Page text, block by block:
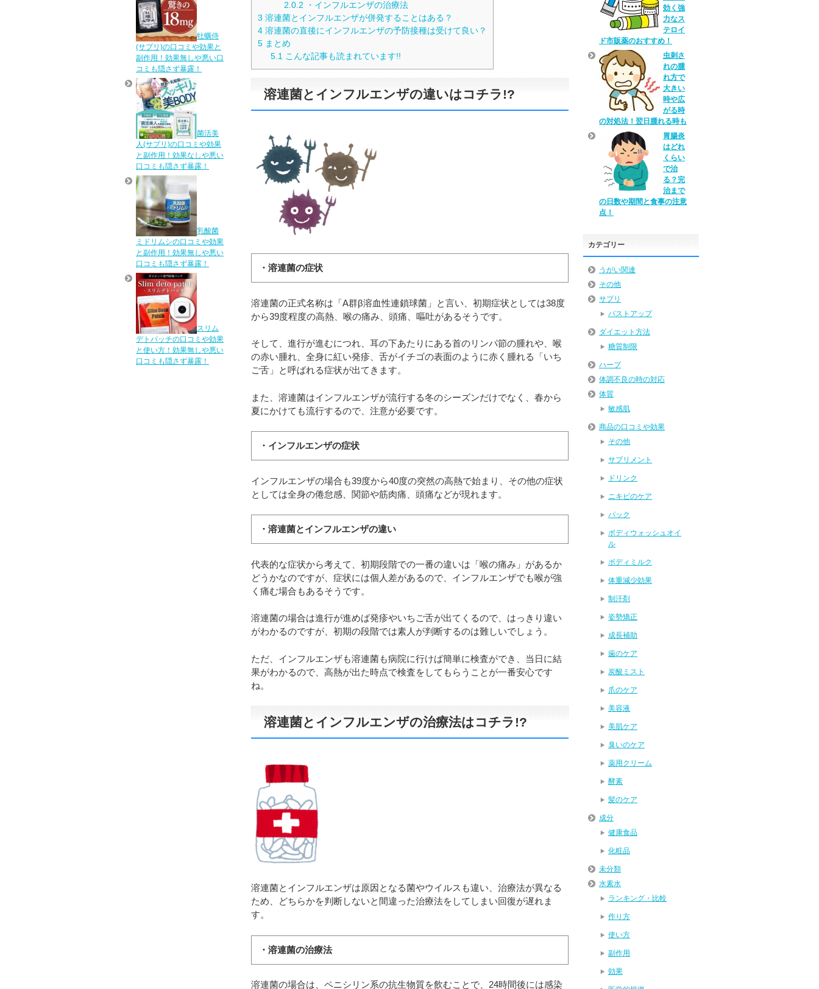
2.0.2 ・インフルエンザの治療法
3 溶連菌とインフルエンザが併発することはある？
4 溶連菌の直後にインフルエンザの予防接種は受けて良い？
5 まとめ
5.1 こんな記事も読まれています!!
溶連菌とインフルエンザの違いはコチラ!?
・溶連菌の症状
溶連菌の正式名称は「A群β溶血性連鎖球菌」と言い、初期症状としては38度
から39度程度の高熱、喉の痛み、頭痛、嘔吐があるそうです。
そして、進行が進むにつれ、耳の下あたりにある首のリンパ節の腫れや、喉
の赤い腫れ、全身に紅い発疹、舌がイチゴの表面のように赤く腫れる「いち
ご舌」と呼ばれる症状が出てきます。
また、溶連菌はインフルエンザが流行する冬のシーズンだけでなく、春から
夏にかけても流行するので、注意が必要です。
・インフルエンザの症状
インフルエンザの場合も39度から40度の突然の高熱で始まり、その他の症状
としては全身の倦怠感、関節や筋肉痛、頭痛などが現れます。
・溶連菌とインフルエンザの違い
代表的な症状から考えて、初期段階での一番の違いは「喉の痛み」があるか
どうかなのですが、症状には個人差があるので、インフルエンザでも喉が強
く痛む場合もあるそうです。
溶連菌の場合は進行が進めば発疹やいちご舌が出てくるので、はっきり違い
がわかるのですが、初期の段階では素人が判断するのは難しいでしょう。
ただ、インフルエンザも溶連菌も病院に行けば簡単に検査ができ、当日に結
果がわかるので、高熱が出た時点で検査をしてもらうことが一番安心です
ね。
溶連菌とインフルエンザの治療法はコチラ!?
溶連菌とインフルエンザは原因となる菌やウイルスも違い、治療法が異なる
ため、どちらかを判断しないと間違った治療法をしてしまい回復が遅れま
す。
・溶連菌の治療法
溶連菌の場合は、ペニシリン系の抗生物質を飲むことで、24時間後には感染
牡蠣侍
(サプリ)の口コミや効果と
副作用！効果無しや悪い口
コミも隠さず暴露！
菌活美
人(サプリ)の口コミや効果
と副作用！効果なしや悪い
口コミも隠さず暴露！
乳酸菌
ミドリムシの口コミや効果
と副作用！効果無しや悪い
口コミも隠さず暴露！
スリム
デトパッチの口コミや効果
と使い方！効果無しや悪い
口コミも隠さず暴露！
効く強
力なス
テロイ
ド市販薬のおすすめ！
虫刺さ
れの腫
れ方で
大きい
時や広
がる時
の対処法！翌日腫れる時も
胃腸炎
はどれ
くらい
で治
る？完
治まで
の日数や期間と食事の注意
点！
カテゴリー
うがい関連
その他
サプリ
バストアップ
ダイエット方法
糖質制限
ハーブ
体調不良の時の対応
体質
敏感肌
商品の口コミや効果
その他
サプリメント
ドリンク
ニキビのケア
パック
ボディウォッシュオイ
ル
ボディミルク
体重減少効果
制汗剤
姿勢矯正
成長補助
歯のケア
炭酸ミスト
爪のケア
美容液
美肌ケア
臭いのケア
薬用クリーム
酵素
髪のケア
成分
健康食品
化粧品
未分類
水素水
ランキング・比較
作り方
使い方
副作用
効果